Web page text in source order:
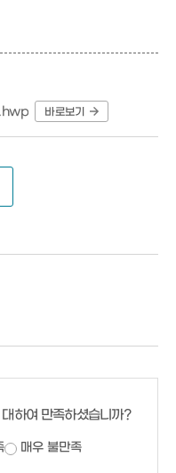
바로보기
하여 만족하셨습니까?
매우 불만족